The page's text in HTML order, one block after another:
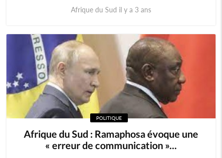
Afrique du Sud il y a 3 ans
POLITIQUE
Afrique du Sud : Ramaphosa évoque une
« erreur de communication »...